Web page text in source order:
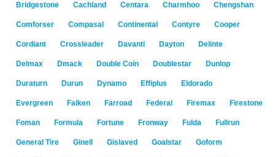
Bridgestone Cachland Centara Charmhoo Chengshan
Comforser Compasal Continental Contyre Cooper
Cordiant Crossleader Davanti Dayton Delinte
Delmax Dmack Double Coin Doublestar Dunlop
Duraturn Durun Dynamo Effiplus Eldorado
Evergreen Falken Farroad Federal Firemax Firestone
Foman Formula Fortune Fronway Fulda Fullrun
General Tire Ginell Gislaved Goalstar Goform